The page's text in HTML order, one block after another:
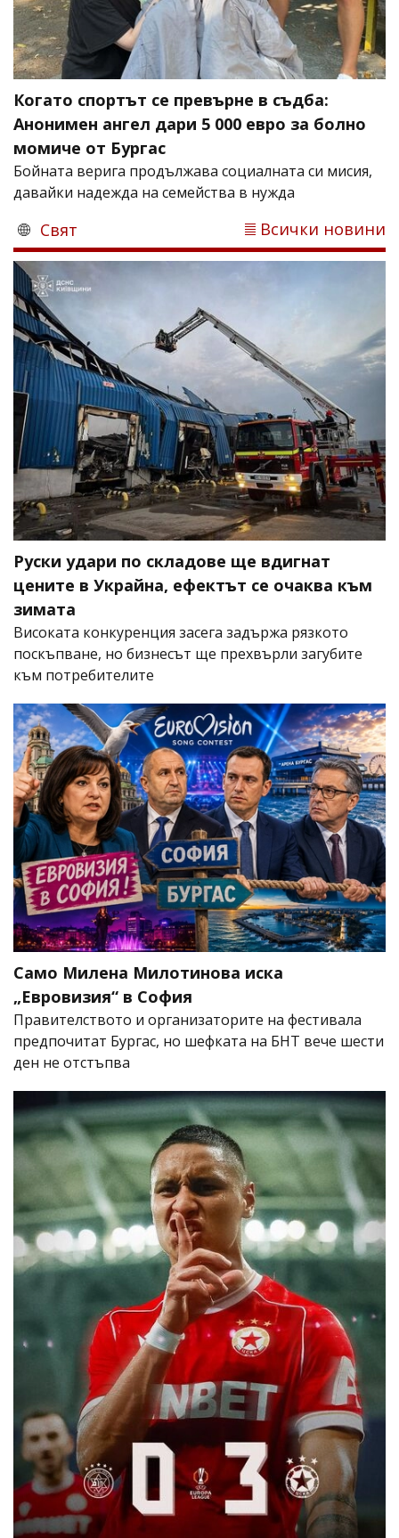
Когато спортът се превърне в съдба:
Анонимен ангел дари 5 000 евро за болно
момиче от Бургас
Бойната верига продължава социалната си мисия,
давайки надежда на семейства в нужда
Свят Всички новини
Руски удари по складове ще вдигнат
цените в Украйна, ефектът се очаква към
зимата
Високата конкуренция засега задържа рязкото
поскъпване, но бизнесът ще прехвърли загубите
към потребителите
Само Милена Милотинова иска
„Евровизия“ в София
Правителството и организаторите на фестивала
предпочитат Бургас, но шефката на БНТ вече шести
ден не отстъпва